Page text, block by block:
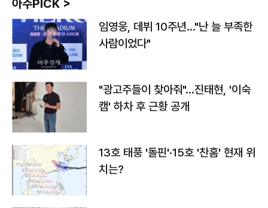
아주PICK >
임영웅, 데뷔 10주년…"난 늘 부족한
사람이었다"
"광고주들이 찾아줘"…진태현, '이숙
캠' 하차 후 근황 공개
13호 태풍 '돌핀'·15호 '찬홈' 현재 위
치는?